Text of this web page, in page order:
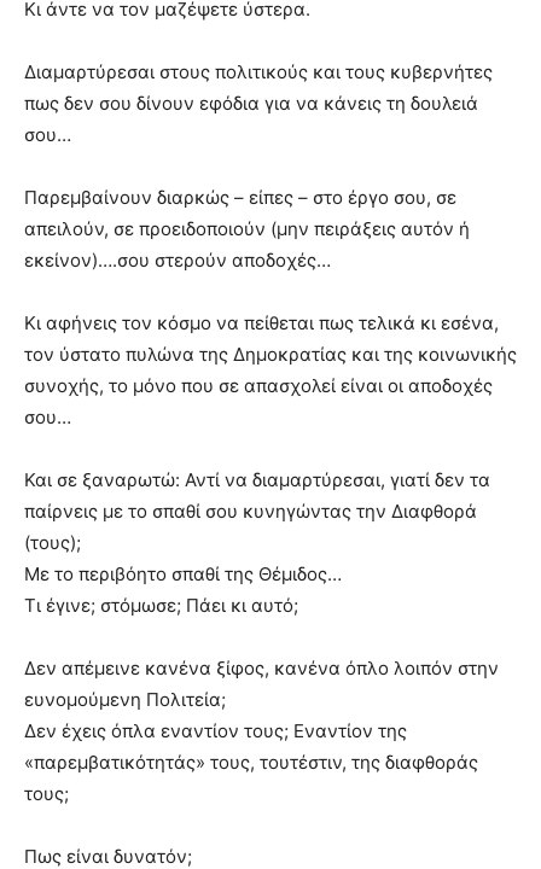
Κι άντε να τον μαζέψετε ύστερα.
Διαμαρτύρεσαι στους πολιτικούς και τους κυβερνήτες
πως δεν σου δίνουν εφόδια για να κάνεις τη δουλειά
σου…
Παρεμβαίνουν διαρκώς – είπες – στο έργο σου, σε
απειλούν, σε προειδοποιούν (μην πειράξεις αυτόν ή
εκείνον)….σου στερούν αποδοχές…
Κι αφήνεις τον κόσμο να πείθεται πως τελικά κι εσένα,
τον ύστατο πυλώνα της Δημοκρατίας και της κοινωνικής
συνοχής, το μόνο που σε απασχολεί είναι οι αποδοχές
σου…
Και σε ξαναρωτώ: Αντί να διαμαρτύρεσαι, γιατί δεν τα
παίρνεις με το σπαθί σου κυνηγώντας την Διαφθορά
(τους);
Με το περιβόητο σπαθί της Θέμιδος…
Τι έγινε; στόμωσε; Πάει κι αυτό;
Δεν απέμεινε κανένα ξίφος, κανένα όπλο λοιπόν στην
ευνομούμενη Πολιτεία;
Δεν έχεις όπλα εναντίον τους; Εναντίον της
«παρεμβατικότητάς» τους, τουτέστιν, της διαφθοράς
τους;
Πως είναι δυνατόν;